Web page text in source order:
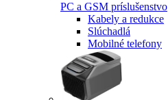
PC a GSM príslušenstvo
Kabely a redukce
Slúchadlá
Mobilné telefony